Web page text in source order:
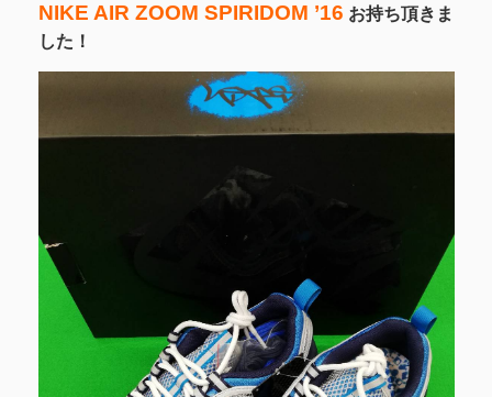
NIKE AIR ZOOM SPIRIDOM ’16 お持ち頂きま
した！